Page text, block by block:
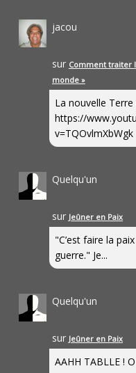
jacou
sur Comment traiter
monde »
La nouvelle Terre
https://
v=TQOvlmXbWgk
Quelqu'un
sur Jeûner en Paix
"C’est faire la
guerre." Je...
Quelqu'un
sur Jeûner en Paix
AAHH TABLLE !